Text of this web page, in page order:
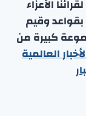
الأعزاء
بقواعد وقيم
كبيرة من
العالمية